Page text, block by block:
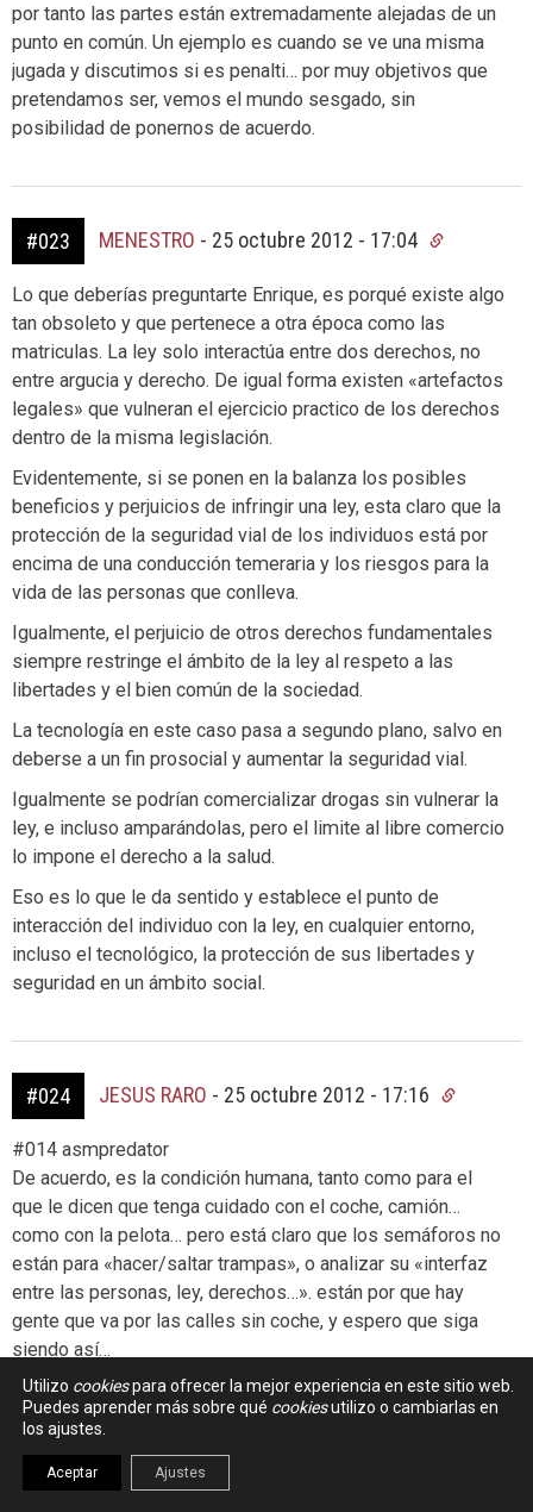
por tanto las partes están extremadamente alejadas de un
punto en común. Un ejemplo es cuando se ve una misma
jugada y discutimos si es penalti… por muy objetivos que
pretendamos ser, vemos el mundo sesgado, sin
posibilidad de ponernos de acuerdo.
#023 MENESTRO - 25 octubre 2012 - 17:04
Lo que deberías preguntarte Enrique, es porqué existe algo
tan obsoleto y que pertenece a otra época como las
matriculas. La ley solo interactúa entre dos derechos, no
entre argucia y derecho. De igual forma existen «artefactos
legales» que vulneran el ejercicio practico de los derechos
dentro de la misma legislación.
Evidentemente, si se ponen en la balanza los posibles
beneficios y perjuicios de infringir una ley, esta claro que la
protección de la seguridad vial de los individuos está por
encima de una conducción temeraria y los riesgos para la
vida de las personas que conlleva.
Igualmente, el perjuicio de otros derechos fundamentales
siempre restringe el ámbito de la ley al respeto a las
libertades y el bien común de la sociedad.
La tecnología en este caso pasa a segundo plano, salvo en
deberse a un fin prosocial y aumentar la seguridad vial.
Igualmente se podrían comercializar drogas sin vulnerar la
ley, e incluso amparándolas, pero el limite al libre comercio
lo impone el derecho a la salud.
Eso es lo que le da sentido y establece el punto de
interacción del individuo con la ley, en cualquier entorno,
incluso el tecnológico, la protección de sus libertades y
seguridad en un ámbito social.
#024 JESUS RARO - 25 octubre 2012 - 17:16
#014 asmpredator
De acuerdo, es la condición humana, tanto como para el
que le dicen que tenga cuidado con el coche, camión…
como con la pelota… pero está claro que los semáforos no
están para «hacer/saltar trampas», o analizar su «interfaz
entre las personas, ley, derechos…». están por que hay
gente que va por las calles sin coche, y espero que siga
siendo así…
#025 OBSERVADOR-
Utilizo cookiespara ofrecer la mejor experiencia en este sitio web.
Puedes aprender más sobre qué cookiesutilizo o cambiarlas en
los ajustes.
Aceptar Ajustes